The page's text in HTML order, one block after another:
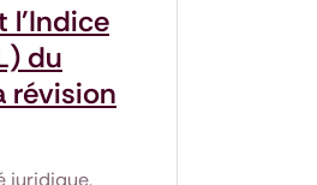
l'Indice
du
révision
juridique,